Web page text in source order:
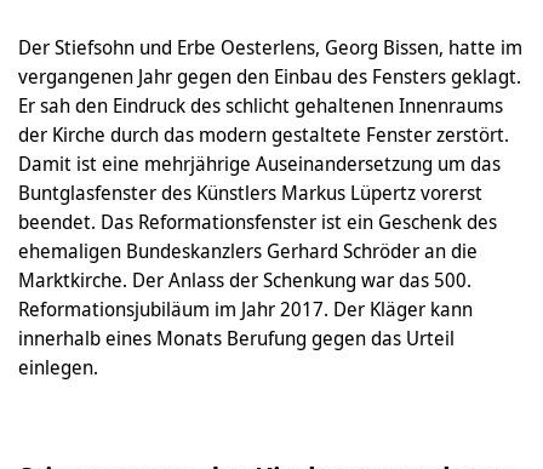
Der Stiefsohn und Erbe Oesterlens, Georg Bissen, hatte im
vergangenen Jahr gegen den Einbau des Fensters geklagt.
Er sah den Eindruck des schlicht gehaltenen Innenraums
der Kirche durch das modern gestaltete Fenster zerstört.
Damit ist eine mehrjährige Auseinandersetzung um das
Buntglasfenster des Künstlers Markus Lüpertz vorerst
beendet. Das Reformationsfenster ist ein Geschenk des
ehemaligen Bundeskanzlers Gerhard Schröder an die
Marktkirche. Der Anlass der Schenkung war das 500.
Reformationsjubiläum im Jahr 2017. Der Kläger kann
innerhalb eines Monats Berufung gegen das Urteil
einlegen.